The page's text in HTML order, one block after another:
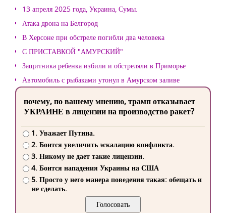
13 апреля 2025 года, Украина, Сумы.
Атака дрона на Белгород
В Херсоне при обстреле погибли два человека
С ПРИСТАВКОЙ "АМУРСКИЙ"
Защитника ребенка избили и обстреляли в Приморье
Автомобиль с рыбаками утонул в Амурском заливе
почему, по вашему мнению, трамп отказывает
УКРАИНЕ в лицензии на производство ракет?
1. Уважает Путина.
2. Боится увеличить эскалацию конфликта.
3. Никому не дает такие лицензии.
4. Боится нападения Украины на США
5. Просто у него манера поведения такая: обещать и
не сделать.